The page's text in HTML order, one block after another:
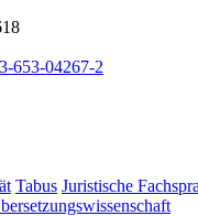
653-04267-2
Tabus Juristische